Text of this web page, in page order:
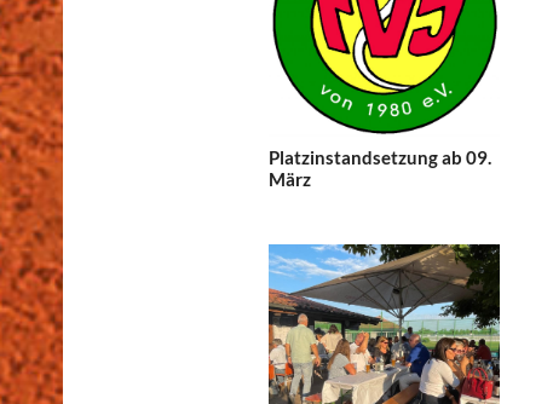
Platzinstandsetzung ab 09.
März